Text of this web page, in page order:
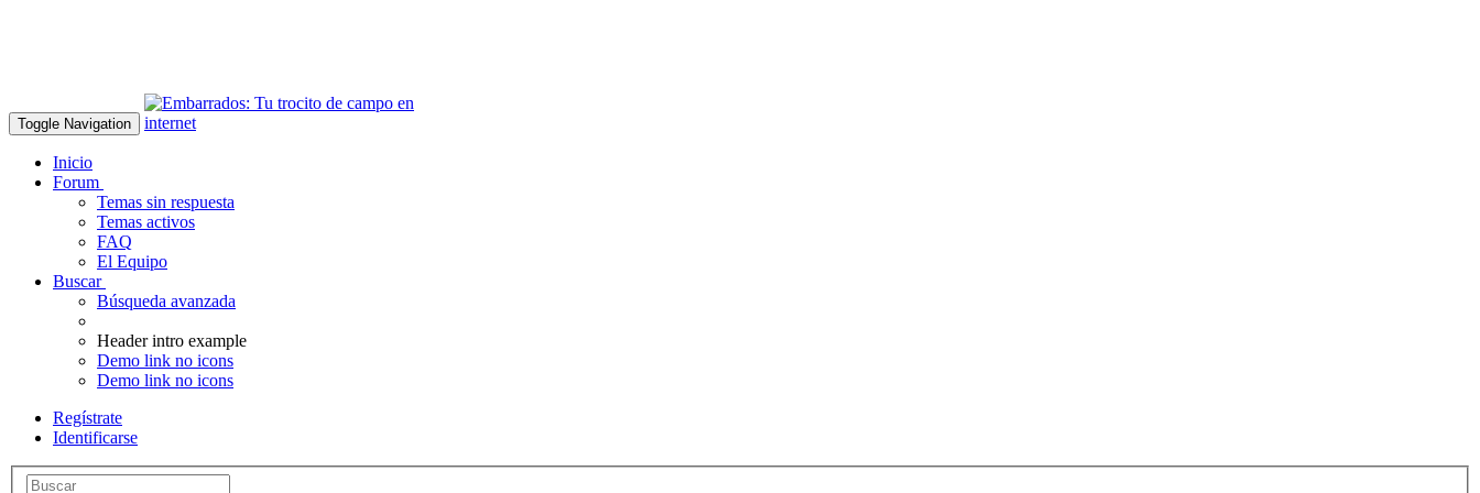
Toggle Navigation
Inicio
Forum
Temas sin respuesta
Temas activos
FAQ
El Equipo
Buscar
Búsqueda avanzada
Header intro example
Demo link no icons
Demo link no icons
Regístrate
Identificarse